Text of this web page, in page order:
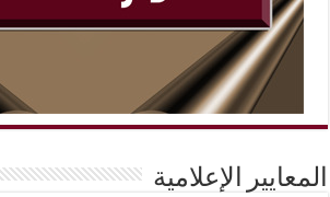
المعايير الإعلامية